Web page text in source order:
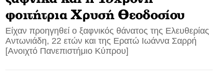
CONTACT
ADVERTISE
φοιτήτρια Χρυσή Θεοδοσίου
Είχαν προηγηθεί ο ξαφνικός θάνατος της Ελευθερίας
Αντωνιάδη, 22 ετών και της Ερατώ Ιωάννα Σαρρή
[Ανοιχτό Πανεπιστήμιο Κύπρου]